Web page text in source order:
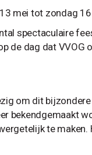
mei tot zondag
spectaculaire
de dag dat
om dit
bekendgemaakt
te